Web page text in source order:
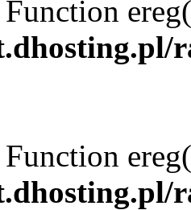
Function
Function